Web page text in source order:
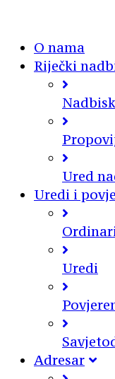
O nama
Riječki
Ured
Uredi i
Uredi
Adresar